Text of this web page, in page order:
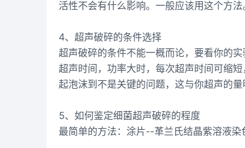
活性不会有什么影响。一般应该用这个方法
4、超声破碎的条件选择
超声破碎的条件不能一概而论，要看你的
超声时间，功率大时，每次超声时间可缩
起泡沫到不是关键的问题，这与你超声的量
5、如何鉴定细菌超声破碎的程度
最简单的方法：涂片--革兰氏结晶紫溶液